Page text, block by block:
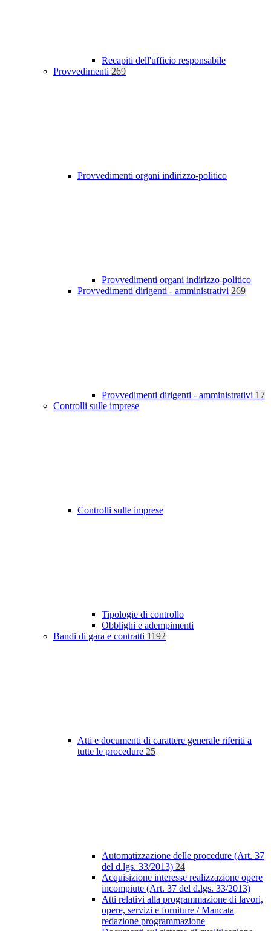
Recapiti dell'ufficio responsabile
Provvedimenti 269
Provvedimenti organi indirizzo-politico
Provvedimenti organi indirizzo-politico
Provvedimenti dirigenti - amministrativi 269
Provvedimenti dirigenti - amministrativi 17
Controlli sulle imprese
Controlli sulle imprese
Tipologie di controllo
Obblighi e adempimenti
Bandi di gara e contratti 1192
Atti e documenti di carattere generale riferiti a
tutte le procedure 25
Automatizzazione delle procedure (Art. 37
del d.lgs. 33/2013) 24
Acquisizione interesse realizzazione opere
incompiute (Art. 37 del d.lgs. 33/2013)
Atti relativi alla programmazione di lavori,
opere, servizi e forniture / Mancata
redazione programmazione